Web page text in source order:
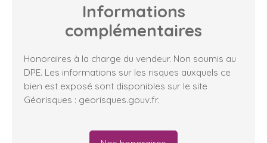
Informations
complémentaires
Honoraires à la charge du vendeur. Non soumis au
DPE. Les informations sur les risques auxquels ce
bien est exposé sont disponibles sur le site
Géorisques : georisques.gouv.fr.